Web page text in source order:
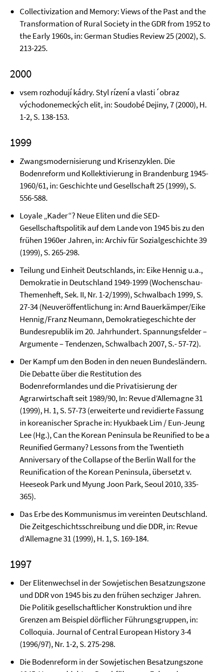
Collectivization and Memory: Views of the Past and the
Transformation of Rural So­ci­ety in the GDR from 1952 to
the Early 1960s, in: German Studies Review 25 (2002), S.
213-225.
2000
vsem rozhodují kádry. Styl rízení a vlasti´obraz
východonemeckých elit, in: Soudobé De­jiny, 7 (2000), H.
1-2, S. 138-153.
1999
Zwangsmodernisierung und Krisenzyklen. Die
Bodenreform und Kollektivierung in Bran­denburg 1945-
1960/61, in: Geschichte und Gesellschaft 25 (1999), S.
556-588.
Loyale „Kader“? Neue Eliten und die SED-
Gesellschaftspolitik auf dem Lande von 1945 bis zu den
frühen 1960er Jahren, in: Archiv für Sozialgeschichte 39
(1999), S. 265-298.
Teilung und Einheit Deutschlands, in: Eike Hennig u.a.,
Demokratie in Deutschland 1949-1999 (Wochenschau-
Themenheft, Sek. II, Nr. 1-2/1999), Schwalbach 1999, S.
27-34 (Neu­veröffentlichung in: Arnd Bauerkämper/Eike
Hennig/Franz Neumann, Demokratiegeschichte der
Bundesrepublik im 20. Jahrhundert. Spannungsfelder –
Ar­gumente – Tendenzen, Schwal­bach 2007, S.- 57-72).
Der Kampf um den Boden in den neuen Bundesländern.
Die Debatte über die Restitu­tion des
Bodenreformlandes und die Privatisierung der
Agrarwirtschaft seit 1989/90, In: Revue d’Allemagne 31
(1999), H. 1, S. 57-73 (erweiterte und revidierte Fassung
in koreanischer Sprache in: Hyukbaek Lim / Eun-Jeung
Lee (Hg.), Can the Korean Pen­insula be Reunified to be a
Reunified Germany? Lessons from the Twentieth
Anniver­sary of the Collapse of the Berlin Wall for the
Reunification of the Korean Peninsula, übersetzt v.
Heeseok Park und Myung Joon Park, Seoul 2010, 335-
365).
Das Erbe des Kommunismus im vereinten Deutschland.
Die Zeitgeschichtsschreibung und die DDR, in: Revue
d’Allemagne 31 (1999), H. 1, S. 169-184.
1997
Der Elitenwechsel in der Sowjetischen Besatzungszone
und DDR von 1945 bis zu den frü­hen sechziger Jahren.
Die Politik gesellschaftlicher Konstruktion und ihre
Grenzen am Bei­spiel dörflicher Führungsgruppen, in:
Colloquia. Journal of Central European History 3-4
(1996/97), Nr. 1-2, S. 275-298.
Die Bodenreform in der Sowjetischen Besatzungszone